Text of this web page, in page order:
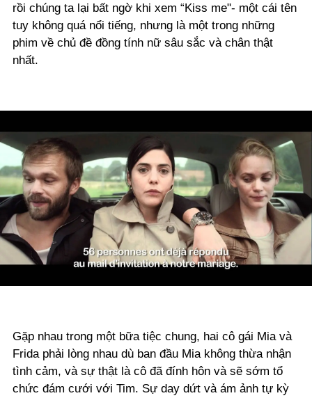
rồi chúng ta lại bất ngờ khi xem “Kiss me"- một cái tên
tuy không quá nổi tiếng, nhưng là một trong những
phim về chủ đề đồng tính nữ sâu sắc và chân thật
nhất.
Gặp nhau trong một bữa tiệc chung, hai cô gái Mia và
Frida phải lòng nhau dù ban đầu Mia không thừa nhận
tình cảm, và sự thật là cô đã đính hôn và sẽ sớm tổ
chức đám cưới với Tim. Sự day dứt và ám ảnh tự kỳ